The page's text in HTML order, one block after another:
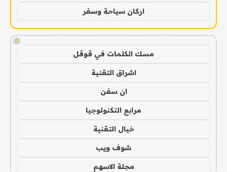
اركان سياحة وسفر
!
مسك الكلمات في قوقل
اشراق التقنية
ان سفن
مرابع التكنولوجيا
خيال التقنية
شوف ويب
مجلة الاسهم